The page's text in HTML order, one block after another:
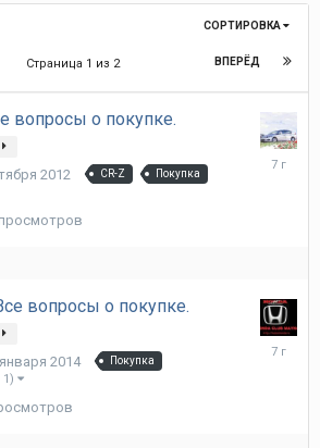
СОРТИРОВКА
ВПЕРЁД
Страница 1 из 2
вопросы о покупке.
2012 CR-Z Покупка
просмотров
25
вопросы о покупке.
2014
Покупка
23